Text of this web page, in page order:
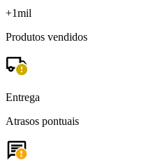
+1mil
Produtos vendidos
Entrega
Atrasos pontuais